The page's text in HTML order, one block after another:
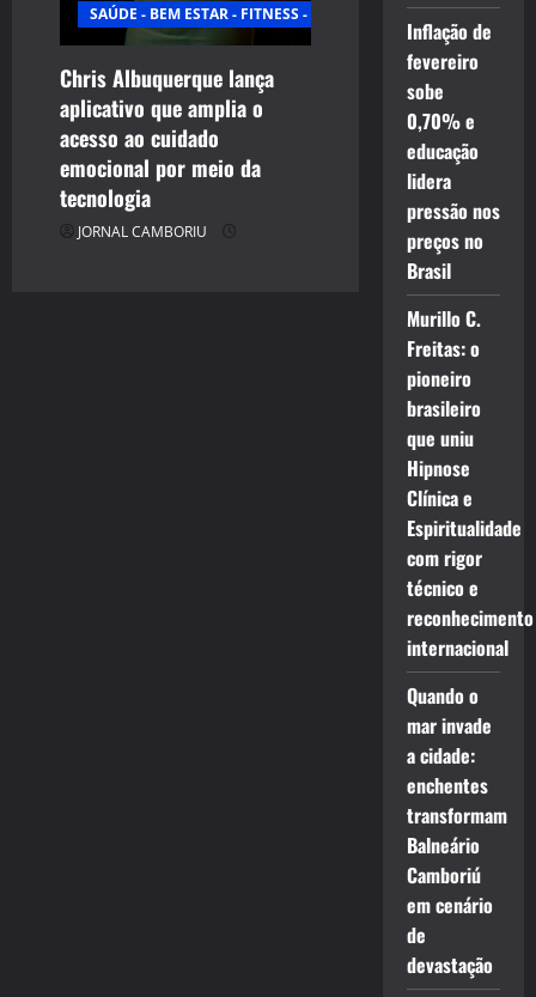
SAÚDE - BEM ESTAR - FITNESS - ESPORTE
Chris Albuquerque lança
aplicativo que amplia o
acesso ao cuidado
emocional por meio da
tecnologia
JORNAL CAMBORIU
Inflação de
fevereiro
sobe
0,70% e
educação
lidera
pressão nos
preços no
Brasil
Murillo C.
Freitas: o
pioneiro
brasileiro
que uniu
Hipnose
Clínica e
Espiritualidade
com rigor
técnico e
reconhecimento
internacional
Quando o
mar invade
a cidade:
enchentes
transformam
Balneário
Camboriú
em cenário
de
devastação